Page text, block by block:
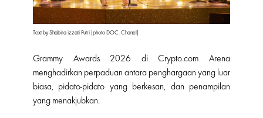
Text by Shabira izzati Putri (photo DOC. Chanel)
Grammy Awards 2026 di Crypto.com Arena
menghadirkan perpaduan antara penghargaan yang luar
biasa, pidato-pidato yang berkesan, dan penampilan
yang menakjubkan.